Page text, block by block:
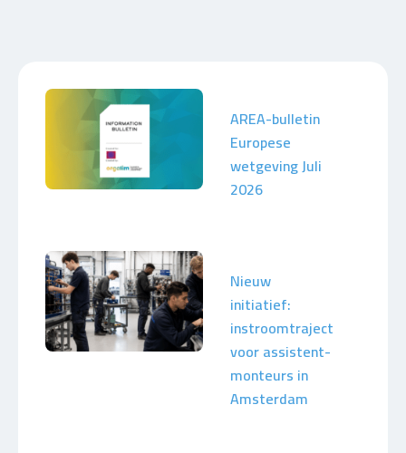
AREA-bulletin
Europese
wetgeving Juli
2026
Nieuw
initiatief:
instroomtraject
voor assistent-
monteurs in
Amsterdam